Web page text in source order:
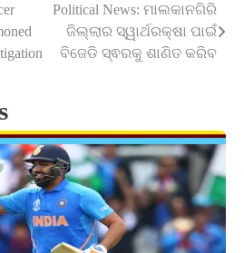
Political News: ମାଲକାନଗିରି
ଜିଲ୍ଲାର ସ୍ୱାର୍ଥରକ୍ଷା ପାଇଁ
ବିଜେଡି ସ୍ଵରକୁ ଶାଣିତ କରିବ